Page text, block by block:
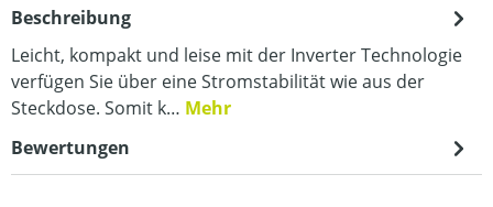
Beschreibung
Leicht, kompakt und leise mit der Inverter Technologie
verfügen Sie über eine Stromstabilität wie aus der
Steckdose. Somit k… Mehr
Bewertungen